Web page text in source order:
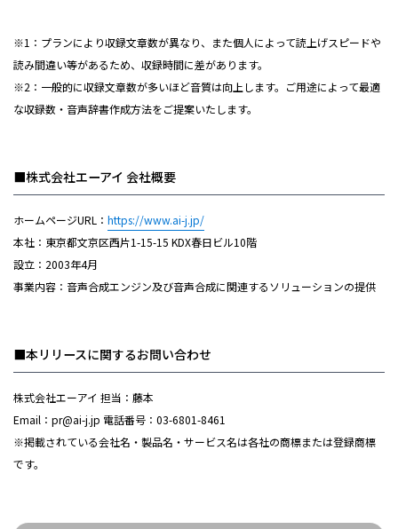
※1：プランにより収録文章数が異なり、また個人によって読上げスピードや
読み間違い等があるため、収録時間に差があります。
※2：一般的に収録文章数が多いほど音質は向上します。ご用途によって最適
な収録数・音声辞書作成方法をご提案いたします。
■株式会社エーアイ 会社概要
ホームページURL： https://www.ai-j.jp/
本社：東京都文京区西片1-15-15 KDX春日ビル10階
設立：2003年4月
事業内容：音声合成エンジン及び音声合成に関連するソリューションの提供
■本リリースに関するお問い合わせ
株式会社エーアイ 担当：藤本
Email：pr@ai-j.jp 電話番号：03-6801-8461
※掲載されている会社名・製品名・サービス名は各社の商標または登録商標
です。